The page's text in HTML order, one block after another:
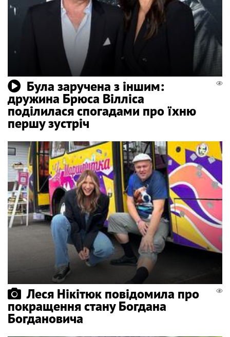
Була заручена з іншим:
дружина Брюса Вілліса
поділилася спогадами про їхню
першу зустріч
Леся Нікітюк повідомила про
покращення стану Богдана
Богдановича